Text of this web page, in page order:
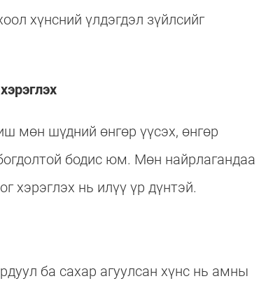
хүнсний үлдэгдэл зүйлсийг
мөн шүдний өнгөр үүсэх, өнгөр
бодис юм. Мөн найрлагандаа
хэрэглэх нь илүү үр дүнтэй.
ба сахар агуулсан хүнс нь амны